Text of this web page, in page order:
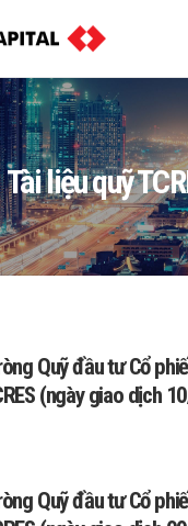
Tài liệu quỹ
Quỹ đầu tư Cổ
(ngày giao dịch
Quỹ đầu tư Cổ